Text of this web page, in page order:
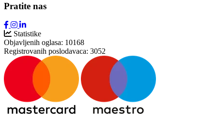
Pratite nas
Statistike
Objavljenih oglasa: 10168
Registrovanih poslodavaca: 3052